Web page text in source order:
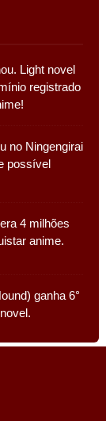
Light novel
registrado
no Ningengirai
possível
4 milhões
anime.
ganha 6°